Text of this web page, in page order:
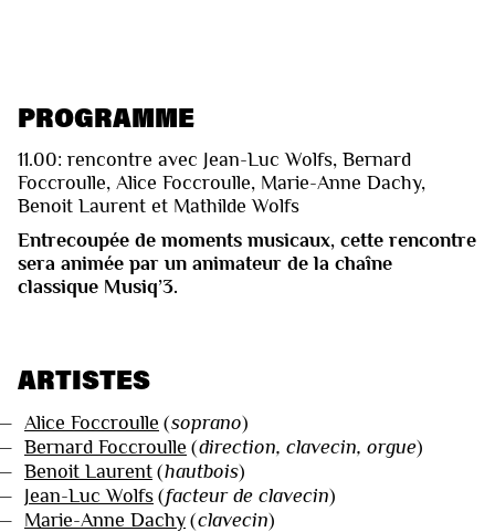
PROGRAMME
11.00: rencontre avec Jean-Luc Wolfs, Bernard
Foccroulle, Alice Foccroulle, Marie-Anne Dachy,
Benoit Laurent et Mathilde Wolfs
Entrecoupée de moments musicaux, cette rencontre
sera animée par un animateur de la chaîne
classique Musiq’3.
ARTISTES
Alice Foccroulle (soprano)
Bernard Foccroulle (direction, clavecin, orgue)
Benoit Laurent (hautbois)
Jean-Luc Wolfs (facteur de clavecin)
Marie-Anne Dachy (clavecin)